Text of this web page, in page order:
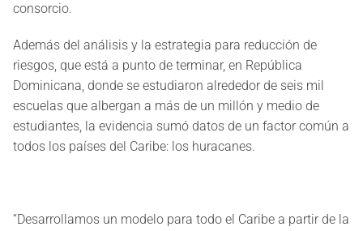
consorcio.
Además del análisis y la estrategia para reducción de
riesgos, que está a punto de terminar, en República
Dominicana, donde se estudiaron alrededor de seis mil
escuelas que albergan a más de un millón y medio de
estudiantes, la evidencia sumó datos de un factor común a
todos los países del Caribe: los huracanes.
“Desarrollamos un modelo para todo el Caribe a partir de la